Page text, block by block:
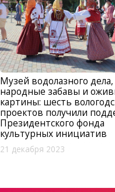
Музей водолазного дела,
народные забавы и
картины: шесть
проектов получили
Президентского фонда
культурных инициатив
21 декабря 2023